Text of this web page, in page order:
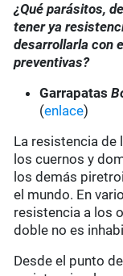
¿Qué parásitos,
tener ya
desarrollarla con
preventivas?
Garrapatas
(enlace)
La resistencia
los cuernos y
los demás
el mundo. En
resistencia a los
doble no es
Desde el punto